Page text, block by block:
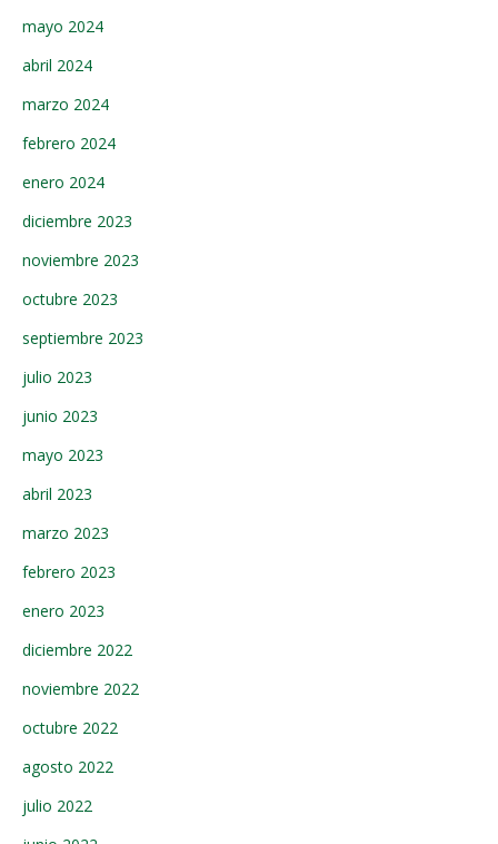
mayo 2024
abril 2024
marzo 2024
febrero 2024
enero 2024
diciembre 2023
noviembre 2023
octubre 2023
septiembre 2023
julio 2023
junio 2023
mayo 2023
abril 2023
marzo 2023
febrero 2023
enero 2023
diciembre 2022
noviembre 2022
octubre 2022
agosto 2022
julio 2022